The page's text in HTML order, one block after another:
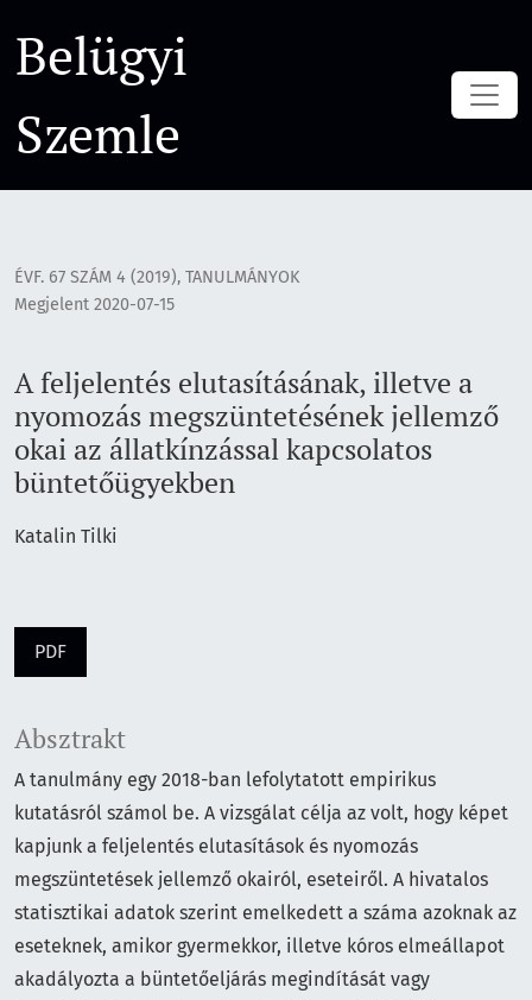
Belügyi
Szemle
ÉVF. 67 SZÁM 4 (2019), TANULMÁNYOK
A feljelentés elutasításának, illetve a
nyomozás megszüntetésének jellemző
okai az állatkínzással kapcsolatos
büntetőügyekben
Megjelent 2020-07-15
Katalin Tilki
PDF
Absztrakt
A tanulmány egy 2018-ban lefolytatott empirikus
kutatásról számol be. A vizsgálat célja az volt, hogy képet
kapjunk a feljelentés elutasítások és nyomozás
megszüntetések jellemző okairól, eseteiről. A hivatalos
statisztikai adatok szerint emelkedett a száma azoknak az
eseteknek, amikor gyermekkor, illetve kóros elmeállapot
akadályozta a büntetőeljárás megindítását vagy